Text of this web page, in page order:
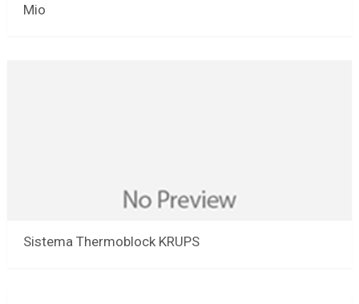
Mio
Sistema Thermoblock KRUPS